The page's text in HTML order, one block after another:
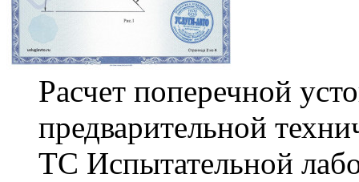
Расчет поперечной
предварительной
ТС Испытательной